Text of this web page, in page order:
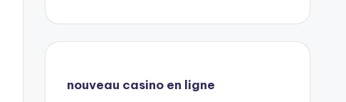
nouveau casino en ligne